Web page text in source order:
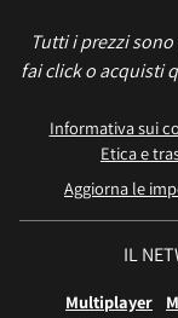
Tutti i prezzi
fai click o acquisti
Informativa sui
Etica e
Aggiorna le
IL
Multiplayer